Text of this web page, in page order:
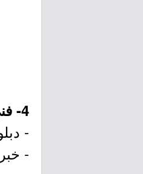
4- فني صيانة (بيئة):
-
-